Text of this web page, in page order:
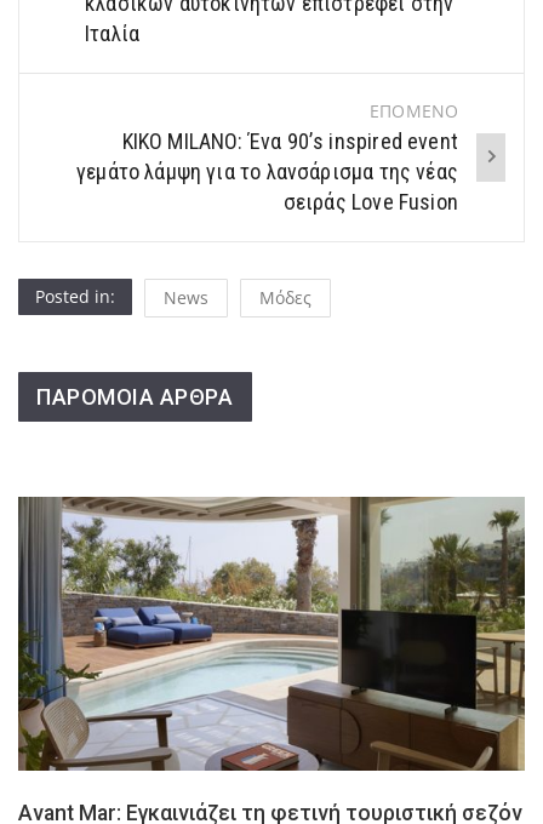
Ιταλία
ΕΠΟΜΕΝΟ
KIKO MILANO: Ένα 90’s inspired event
γεμάτο λάμψη για το λανσάρισμα της νέας
σειράς Love Fusion
Posted in: News Μόδες
ΠΑΡΟΜΟΙΑ ΑΡΘΡΑ
Avant Mar: Εγκαινιάζει τη φετινή τουριστική σεζόν